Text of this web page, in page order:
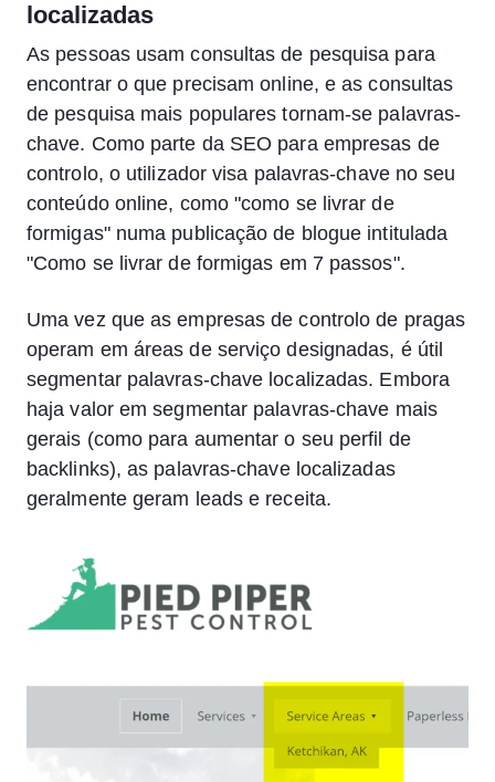
localizadas
As pessoas usam consultas de pesquisa para
encontrar o que precisam online, e as consultas
de pesquisa mais populares tornam-se palavras-
chave. Como parte da SEO para empresas de
controlo, o utilizador visa palavras-chave no seu
conteúdo online, como "como se livrar de
formigas" numa publicação de blogue intitulada
"Como se livrar de formigas em 7 passos".
Uma vez que as empresas de controlo de pragas
operam em áreas de serviço designadas, é útil
segmentar palavras-chave localizadas. Embora
haja valor em segmentar palavras-chave mais
gerais (como para aumentar o seu perfil de
backlinks), as palavras-chave localizadas
geralmente geram leads e receita.